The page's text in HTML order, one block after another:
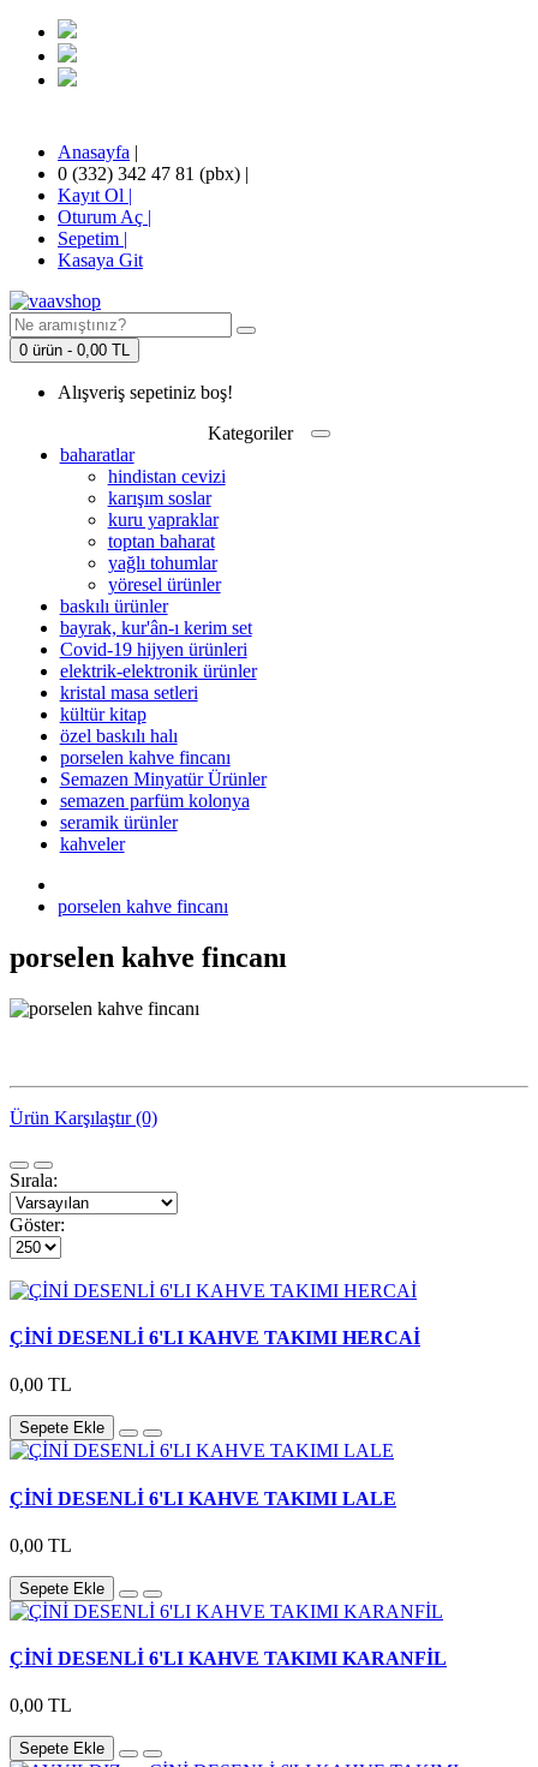
Anasayfa |
0 (332) 342 47 81 (pbx) |
Kayıt Ol |
Oturum Aç |
Sepetim |
Kasaya Git
0 ürün - 0,00 TL
Alışveriş sepetiniz boş!
Kategoriler
baharatlar
hindistan cevizi
karışım soslar
kuru yapraklar
toptan baharat
yağlı tohumlar
yöresel ürünler
baskılı ürünler
bayrak, kur'ân-ı kerim set
Covid-19 hijyen ürünleri
elektrik-elektronik ürünler
kristal masa setleri
kültür kitap
özel baskılı halı
porselen kahve fincanı
Semazen Minyatür Ürünler
semazen parfüm kolonya
seramik ürünler
kahveler
porselen kahve fincanı
porselen kahve fincanı
Ürün Karşılaştır (0)
Sırala:
Göster:
ÇİNİ DESENLİ 6'LI KAHVE TAKIMI HERCAİ
0,00 TL
Sepete Ekle
ÇİNİ DESENLİ 6'LI KAHVE TAKIMI LALE
0,00 TL
Sepete Ekle
ÇİNİ DESENLİ 6'LI KAHVE TAKIMI KARANFİL
0,00 TL
Sepete Ekle